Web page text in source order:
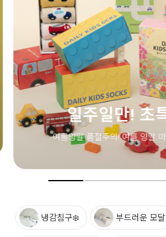
냉감침구❄️ 부드러운 모달